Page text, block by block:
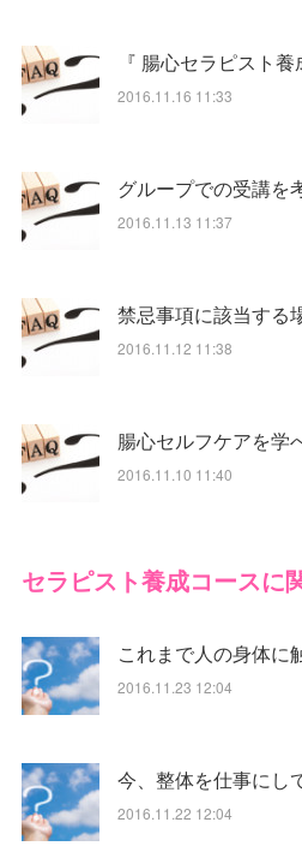
『 腸心セラピスト
2016.11.16 11:33
グループでの受講
2016.11.13 11:37
禁忌事項に該当す
2016.11.12 11:38
腸心セルフケアを
2016.11.10 11:40
セラピスト養成コースに
これまで人の身体
2016.11.23 12:04
今、整体を仕事に
2016.11.22 12:04